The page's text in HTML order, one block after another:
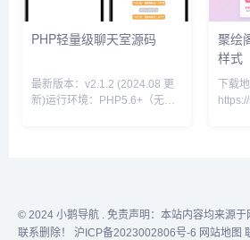
独购
兼容
环境
功能搭
PHP轻量级聊天室源码
最新版本：v2.1.2 (2024.08 更
新)运行环境：PHP5.6+（无需
TXT 文本存储方案零数据库依
赖，1 分钟快速部署单文件核心
聚绘
样式
下载
© 2024 小鹅导航 . 免责声明：本站内容均来源
联系删除！ 沪ICP备2023002806号-6 网站地图